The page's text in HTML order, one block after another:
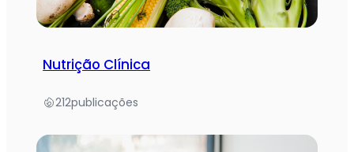
Nutrição Clínica
212publicações